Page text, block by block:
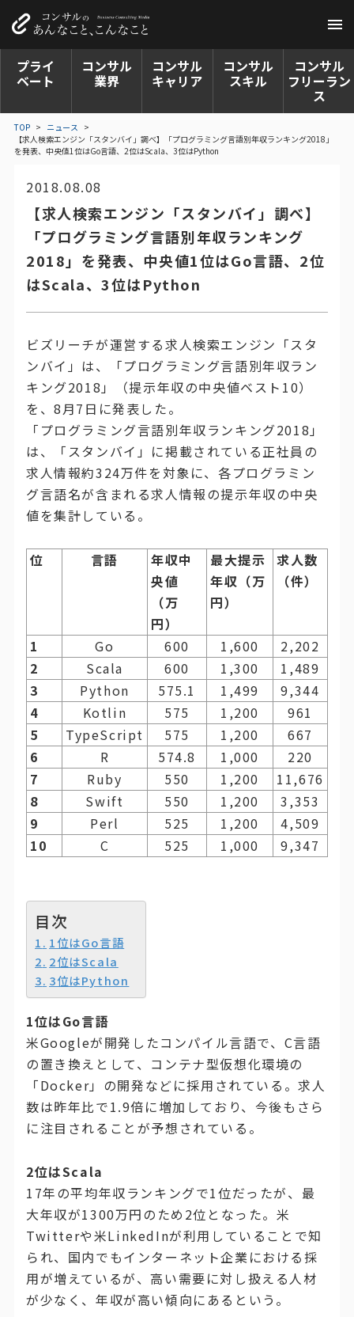
プライ
ベート
コンサル
業界
コンサル
キャリア
コンサル
スキル
コンサル
フリーラン
ス
TOP > ニュース >
【求人検索エンジン「スタンバイ」調べ】「プログラミング言語別年収ランキング2018」
を発表、中央値1位はGo言語、2位はScala、3位はPython
2018.08.08
【求人検索エンジン「スタンバイ」調べ】
「プログラミング言語別年収ランキング
2018」を発表、中央値1位はGo言語、2位
はScala、3位はPython
ビズリーチが運営する求人検索エンジン「スタ
ンバイ」は、「プログラミング言語別年収ラン
キング2018」（提示年収の中央値ベスト10）
を、8月7日に発表した。
「プログラミング言語別年収ランキング2018」
は、「スタンバイ」に掲載されている正社員の
求人情報約324万件を対象に、各プログラミン
グ言語名が含まれる求人情報の提示年収の中央
値を集計している。
位 言語
年収中
央値
（万
円）
最大提示
年収（万
円）
求人数
（件）
1 Go 600 1,600
2,202
2
Scala 600 1,300
1,489
3
Python 575.1 1,499
9,344
4
Kotlin 575 1,200
961
5
TypeScript 575 1,200
667
6
R 574.8 1,000
220
7
Ruby 550 1,200
11,676
8
Swift 550 1,200
3,353
9
Perl 525 1,200
4,509
10
C 525 1,000 9,347
目次
1位はGo言語
2位はScala
3位はPython
1位はGo言語
米Googleが開発したコンパイル言語で、C言語
の置き換えとして、コンテナ型仮想化環境の
「Docker」の開発などに採用されている。求人
数は昨年比で1.9倍に増加しており、今後もさら
に注目されることが予想されている。
2位はScala
17年の平均年収ランキングで1位だったが、最
大年収が1300万円のため2位となった。米
Twitterや米LinkedInが利用していることで知
られ、国内でもインターネット企業における採
用が増えているが、高い需要に対し扱える人材
が少なく、年収が高い傾向にあるという。